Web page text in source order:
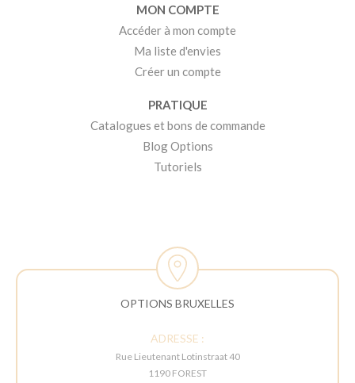
MON COMPTE
Accéder à mon compte
Ma liste d'envies
Créer un compte
PRATIQUE
Catalogues et bons de commande
Blog Options
Tutoriels
OPTIONS BRUXELLES
ADRESSE :
Rue Lieutenant Lotinstraat 40
1190 FOREST